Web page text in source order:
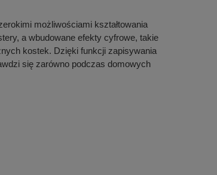
możliwościami kształtowania
a wbudowane efekty cyfrowe, takie
kostek. Dzięki funkcji zapisywania
się zarówno podczas domowych